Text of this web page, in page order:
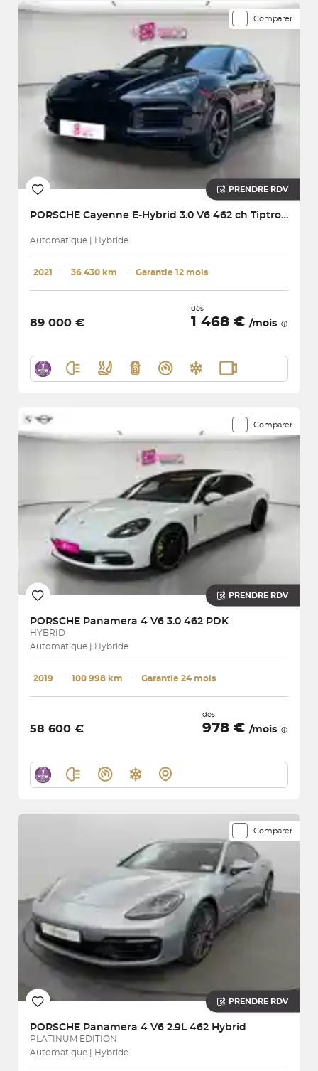
Comparer
PRENDRE RDV
PORSCHE Cayenne E-Hybrid 3.0 V6 462 ch Tiptronic BVA
Automatique | Hybride
2021 ･ 36 430 km ･ Garantie 12 mois
89 000 €
dès
1 468 € /mois
Comparer
PRENDRE RDV
PORSCHE Panamera 4 V6 3.0 462 PDK
HYBRID
Automatique | Hybride
2019 ･ 100 998 km ･ Garantie 24 mois
58 600 €
dès
978 € /mois
Comparer
PRENDRE RDV
PORSCHE Panamera 4 V6 2.9L 462 Hybrid
PLATINUM EDITION
Automatique | Hybride